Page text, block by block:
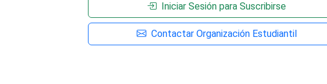
Iniciar Sesión para Suscribirse
Contactar Organización Estudiantil